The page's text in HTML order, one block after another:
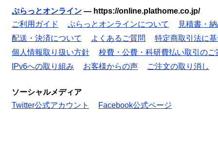
ぷらっとオンライン — https://online.plathome.co.jp/
ご利用ガイド
ぷらっとオンラインについて
見積書・
配送・決済について
よくあるご質問
特定商取引法に
個人情報取り扱い方針
校費・公費・科研費払い取引のご
IPv6への取り組み
お客様からの声 ご注文の取り消し
ソーシャルメディア
Twitter公式アカウント
Facebook公式ページ